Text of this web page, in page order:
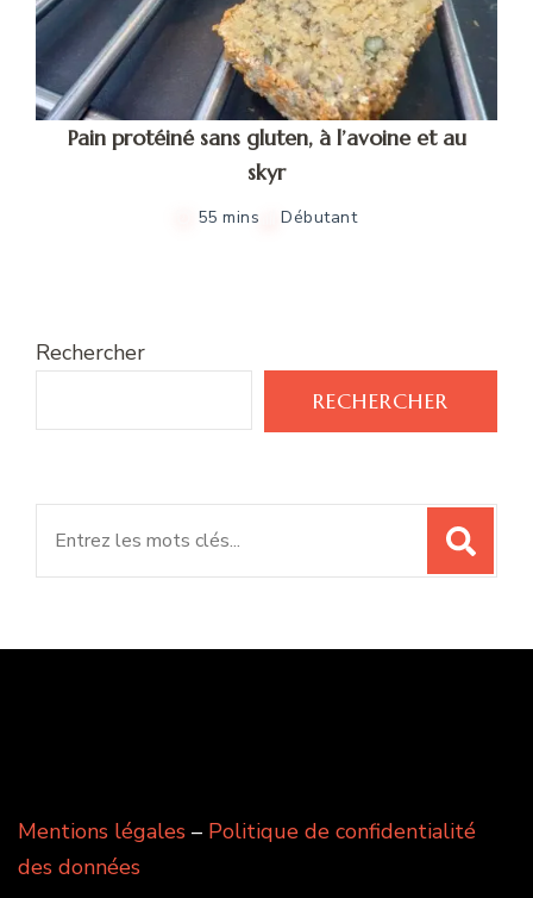
Pain protéiné sans gluten, à l’avoine et au
skyr
55 mins Débutant
Rechercher
RECHERCHER
Mentions légales – Politique de confidentialité
des données